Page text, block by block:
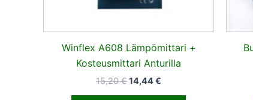
Winflex A608 Lämpömittari +
Kosteusmittari Anturilla
15,20€14,44€